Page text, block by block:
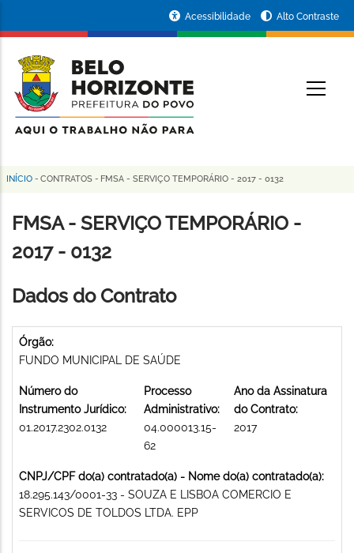
conteúdo
principal
da
Prefeitura
de
Horizonte
Acessibilidade Alto Contraste
Trilha
de
navegação
INÍCIO - CONTRATOS - FMSA - SERVIÇO TEMPORÁRIO - 2017 - 0132
FMSA - SERVIÇO TEMPORÁRIO -
2017 - 0132
Dados do Contrato
Órgão:
FUNDO MUNICIPAL DE SAÚDE
Número do
Instrumento Jurídico:
01.2017.2302.0132
Processo
Administrativo:
04.000013.15-
62
Ano da Assinatura
do Contrato:
2017
CNPJ/CPF do(a) contratado(a) - Nome do(a) contratado(a):
18.295.143/0001-33 - SOUZA E LISBOA COMERCIO E
SERVICOS DE TOLDOS LTDA. EPP